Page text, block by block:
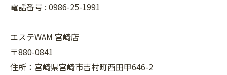
電話番号 : 0986-25-1991
エステWAM 宮崎店
〒880-0841
住所：宮崎県宮崎市吉村町西田甲646-2